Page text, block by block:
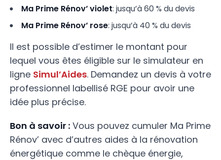
Ma Prime Rénov’ violet: jusqu’à 60 % du devis
Ma Prime Rénov’ rose: jusqu’à 40 % du devis
Il est possible d’estimer le montant pour
lequel vous êtes éligible sur le simulateur en
ligne Simul’Aides. Demandez un devis à votre
professionnel labellisé RGE pour avoir une
idée plus précise.
Bon à savoir : Vous pouvez cumuler Ma Prime
Rénov’ avec d’autres aides à la rénovation
énergétique comme le chèque énergie,